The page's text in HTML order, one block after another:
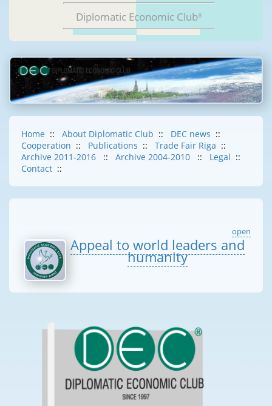
Diplomatic Economic Club®
Home :: About Diplomatic Club :: DEC news ::
Cooperation :: Publications :: Trade Fair Riga ::
Archive 2011-2016
:: Archive 2004-2010 :: Legal ::
Contact ::
open
Appeal to world leaders and
humanity